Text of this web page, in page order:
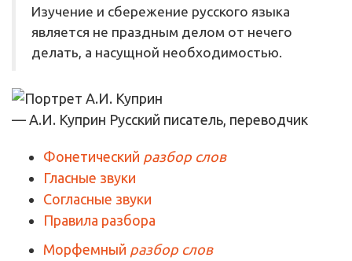
Изучение и сбережение русского языка
является не праздным делом от нечего
делать, а насущной необходимостью.
— А.И. Куприн Русский писатель, переводчик
Фонетический разбор слов
Гласные звуки
Согласные звуки
Правила разбора
Морфемный разбор слов